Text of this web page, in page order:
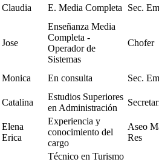
Claudia E. Media Completa Sec.
Jose
Enseñanza Media
Completa -
Operador de
Sistemas
Chofer
Monica En consulta Sec.
Catalina
Estudios Superiores
en Administración
Elena
Erica
Experiencia y
conocimiento del
cargo
Aseo
Res
Técnico en Turismo